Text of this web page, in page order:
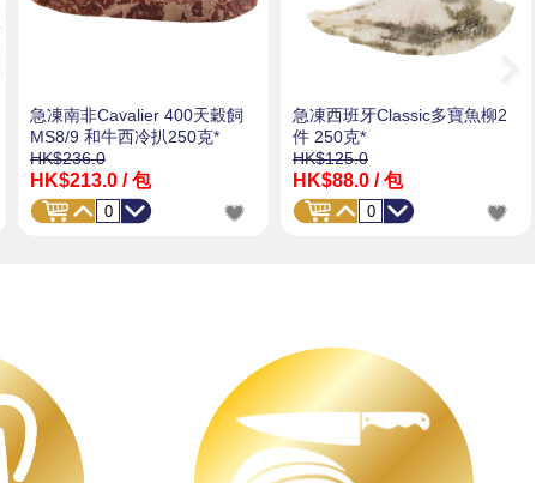
急凍南非Cavalier 400天穀飼
MS8/9 和牛西冷扒250克*
HK$236.0
HK$213.0 / 包
急凍西班牙Classic多寶魚柳2
件 250克*
HK$125.0
HK$88.0 / 包